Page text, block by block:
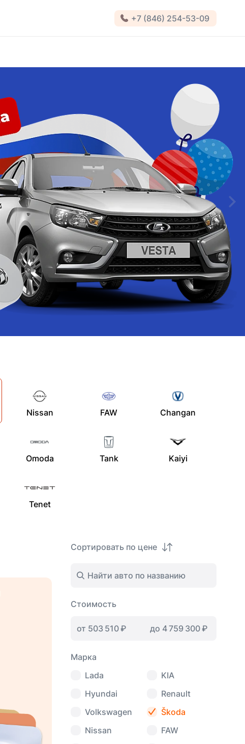
+7 (846) 254-53-09
Nissan FAW Changan
Omoda Tank Kaiyi
Tenet
Сортировать по цене
Стоимость
Марка
Lada
KIA
Hyundai
Renault
Volkswagen
Škoda
Nissan
FAW